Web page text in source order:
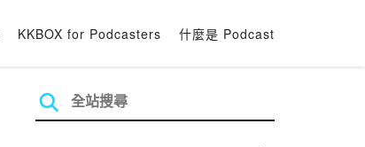
KKBOX for Podcasters 什麼是 Podcast